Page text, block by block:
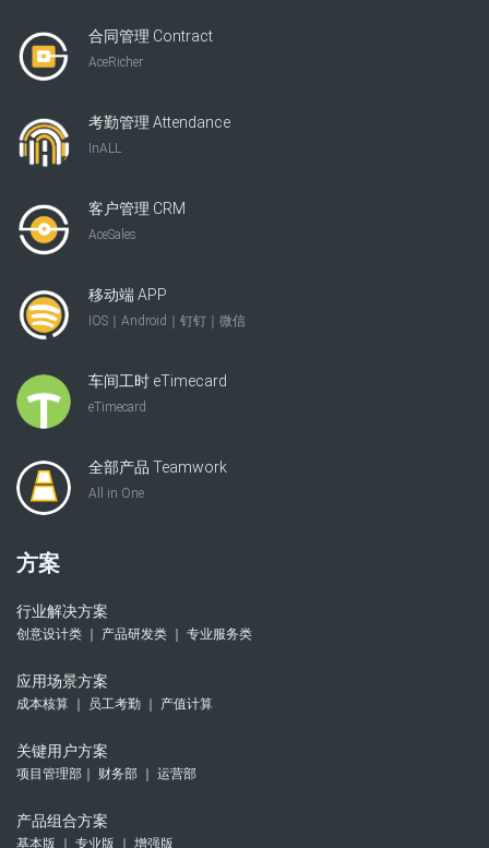
合同管理 Contract
AceRicher
考勤管理 Attendance
InALL
客户管理 CRM
AceSales
移动端 APP
IOS｜Android｜钉钉｜微信
车间工时 eTimecard
eTimecard
全部产品 Teamwork
All in One
方案
行业解决方案
创意设计类 ｜ 产品研发类 ｜ 专业服务类
应用场景方案
成本核算 ｜ 员工考勤 ｜ 产值计算
关键用户方案
项目管理部｜ 财务部 ｜ 运营部
产品组合方案
基本版 ｜ 专业版 ｜ 增强版